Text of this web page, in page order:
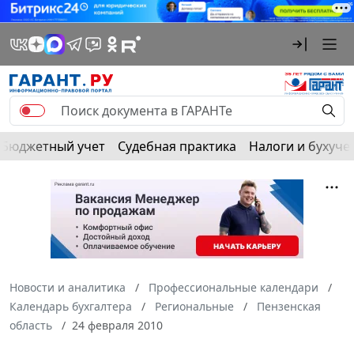
Бюджетный учет Судебная практика Налоги и
Новости и аналитика
Профессиональные календари
Календарь бухгалтера
Региональные
Пензенская
область
24 февраля 2010